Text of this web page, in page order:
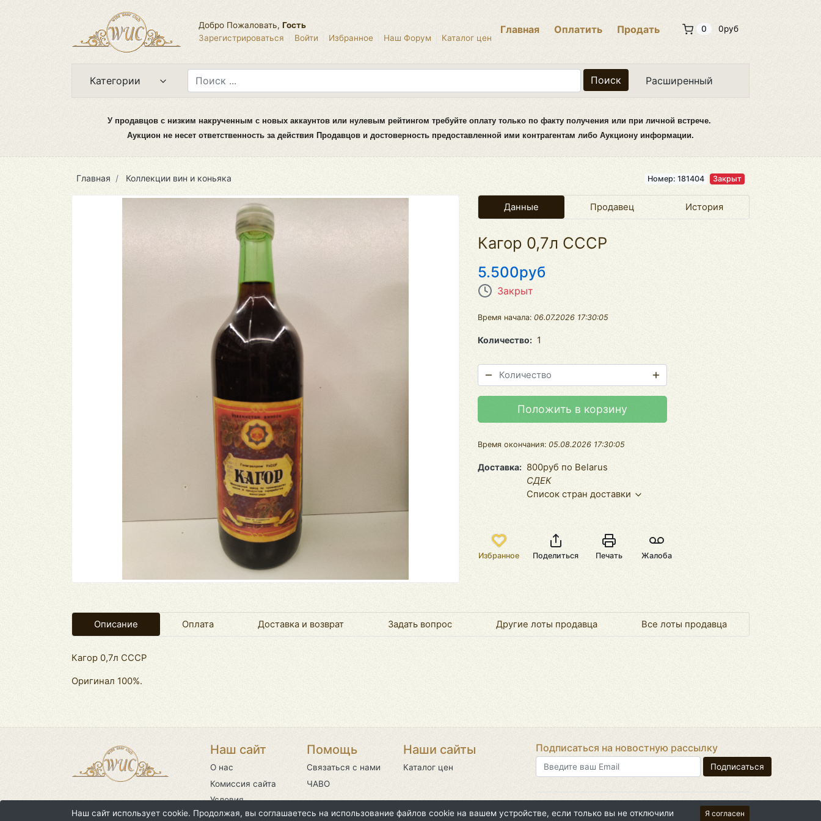
Добро Пожаловать, Гость
Зарегистрироваться
Войти Избранное Наш Форум Каталог цен
Главная Оплатить Продать 0 0руб
Категории Поиск Расширенный
У продавцов с низким накрученным с новых аккаунтов или нулевым рейтингом требуйте оплату только по факту получения или при личной встрече.
Аукцион не несет ответственность за действия Продавцов и достоверность предоставленной ими контрагентам либо Аукциону информации.
Главная Коллекции вин и коньяка Номер: 181404 Закрыт
Данные Продавец История
Кагор 0,7л CCCР
5.500руб
Закрыт
Время начала: 06.07.2026 17:30:05
Количество 1
Положить в корзину
Время окончания: 05.08.2026 17:30:05
Доставка
800руб по Belarus
СДЕК
Список стран доставки
Избранное Поделиться Печать Жалоба
Описание Оплата Доставка и возврат Задать вопрос Другие лоты продавца Все лоты продавца
Кагор 0,7л CCCР
Оригинал 100%.
Наш сайт
О нас
Комиссия сайта
Условия
использования
Помощь
Связаться с нами
ЧАВО
Наши сайты
Каталог цен
Подписаться на новостную рассылку
Наш сайт использует cookie. Продолжая, вы соглашаетесь на использование файлов cookie на вашем устройстве, если только вы не отключили Я согласен